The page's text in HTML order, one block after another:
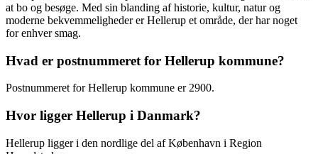
at bo og besøge. Med sin blanding af historie, kultur, natur og
moderne bekvemmeligheder er Hellerup et område, der har noget
for enhver smag.
Hvad er postnummeret for Hellerup kommune?
Postnummeret for Hellerup kommune er 2900.
Hvor ligger Hellerup i Danmark?
Hellerup ligger i den nordlige del af København i Region